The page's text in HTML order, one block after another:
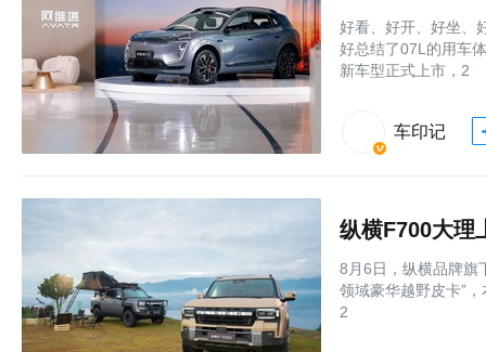
好看、好开、好坐、
好总结了07L的用车
新车型正式上市，2
车印记
纵横F700大理
8月6日，纵横品牌旗
领域豪华越野皮卡”
2